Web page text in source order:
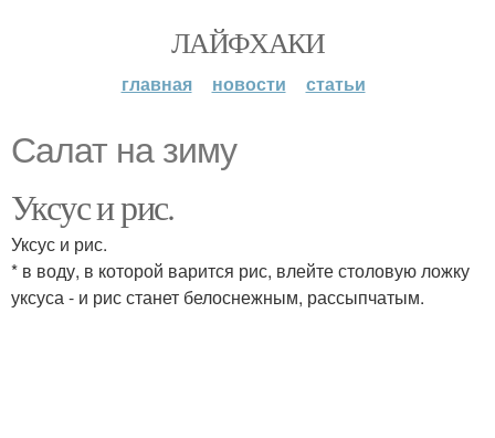
ЛАЙФХАКИ
главная новости статьи
Салат на зиму
Уксус и рис.
Уксус и рис.
* в воду, в которой варится рис, влейте столовую ложку
уксуса - и рис станет белоснежным, рассыпчатым.